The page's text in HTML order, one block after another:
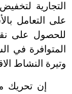
التجارية
على التعامل
للحصول على
المتوافرة في
وتيرة النشاط
إن تحريك